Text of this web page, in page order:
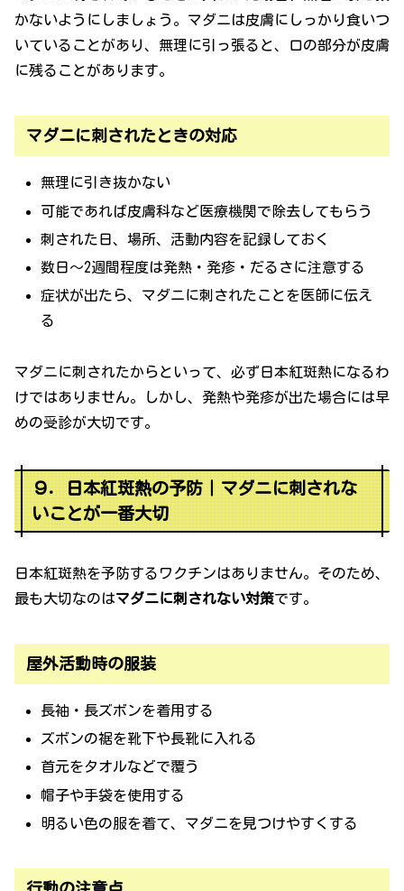
かないようにしましょう。マダニは皮膚にしっかり食いつ
いていることがあり、無理に引っ張ると、口の部分が皮膚
に残ることがあります。
マダニに刺されたときの対応
無理に引き抜かない
可能であれば皮膚科など医療機関で除去してもらう
刺された日、場所、活動内容を記録しておく
数日〜2週間程度は発熱・発疹・だるさに注意する
症状が出たら、マダニに刺されたことを医師に伝え
る
マダニに刺されたからといって、必ず日本紅斑熱になるわ
けではありません。しかし、発熱や発疹が出た場合には早
めの受診が大切です。
９．日本紅斑熱の予防｜マダニに刺されな
いことが一番大切
日本紅斑熱を予防するワクチンはありません。そのため、
最も大切なのはマダニに刺されない対策です。
屋外活動時の服装
長袖・長ズボンを着用する
ズボンの裾を靴下や長靴に入れる
首元をタオルなどで覆う
帽子や手袋を使用する
明るい色の服を着て、マダニを見つけやすくする